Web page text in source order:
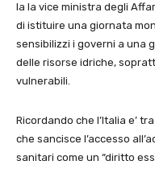
la la vice ministra degli
di istituire una giornata
sensibilizzi i governi a una
delle risorse idriche,
vulnerabili.
Ricordando che l’Italia e’
che sancisce l’accesso
sanitari come un “diritto